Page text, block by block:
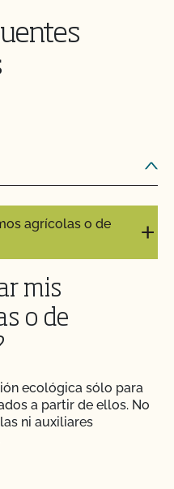
en mi producto
materiales en
pendientes con el
agrícolas o de
mis
o de
ecológica sólo para
a partir de ellos. No
ni auxiliares